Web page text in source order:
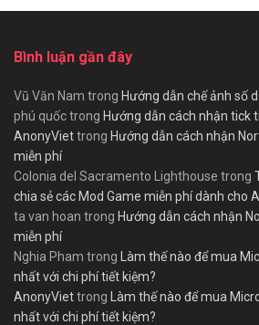
Bình luận gần đây
Vũ Văn Nam trong Hướng dẫn chế ảnh số
phú quốctrong Hướng dẫn cách nhận tick
AnonyViettrong Hướng dẫn cách nhận
miễn phí
Colonia del Sacramento Lighthouse trong
chia sẻ các Mod Game miễn phí dành cho
ta van hoan trong Hướng dẫn cách nhận
miễn phí
Nghia Pham trong Làm thế nào để mua
nhất với chi phí tiết kiệm?
AnonyViettrong Làm thế nào để mua
nhất với chi phí tiết kiệm?